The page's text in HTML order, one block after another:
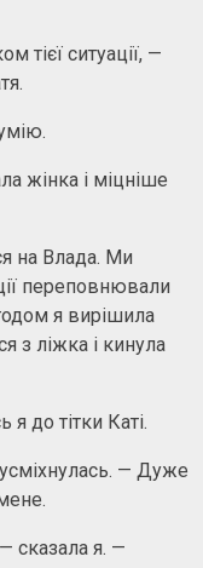
тієї ситуації, —
жінка і міцніше
на Влада. Ми
переповнювали
я вирішила
з ліжка і кинула
до тітки Каті.
— Дуже
сказала я. —